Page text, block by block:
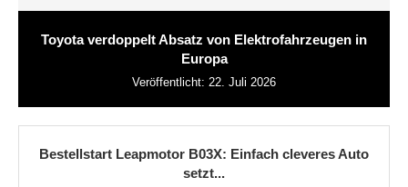
Toyota verdoppelt Absatz von Elektrofahrzeugen in
Europa
Veröffentlicht: 22. Juli 2026
Bestellstart Leapmotor B03X: Einfach cleveres Auto
setzt...